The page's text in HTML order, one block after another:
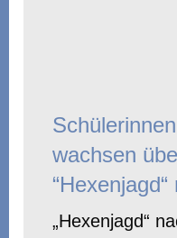
wachsen
„Hexenjagd“